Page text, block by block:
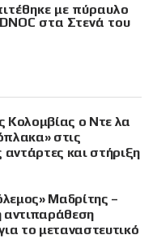
με πύραυλο
στα Στενά του
Κολομβίας ο Ντε λα
στις
αντάρτες και στήριξη
Μαδρίτης –
το μεταναστευτικό